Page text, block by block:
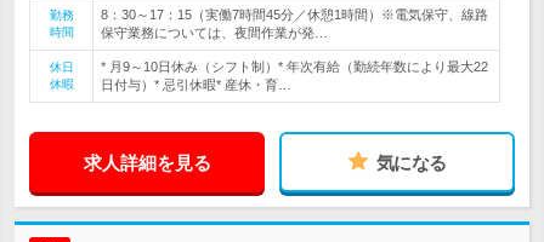
勤務
時間
8：30～17：15（実働7時間45分／休憩1時間）※電気保守、線路
保守業務については、夜間作業が発…
休日
休暇
* 月9～10日休み（シフト制）* 年次有給（勤続年数により最大22
日付与）* 忌引休暇* 産休・育…
求人詳細を見る 気になる